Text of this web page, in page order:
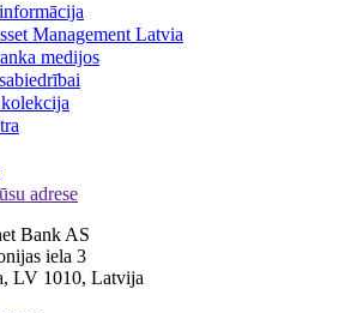
Management Latvia
medijos
adrese
Bank AS
iela 3
LV 1010, Latvija